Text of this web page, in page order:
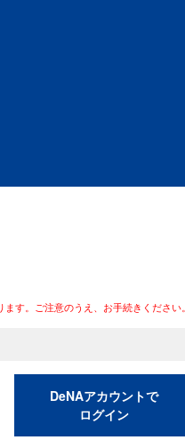
す。ご注意のうえ、お手続きください。
DeNAアカウントで
ログイン